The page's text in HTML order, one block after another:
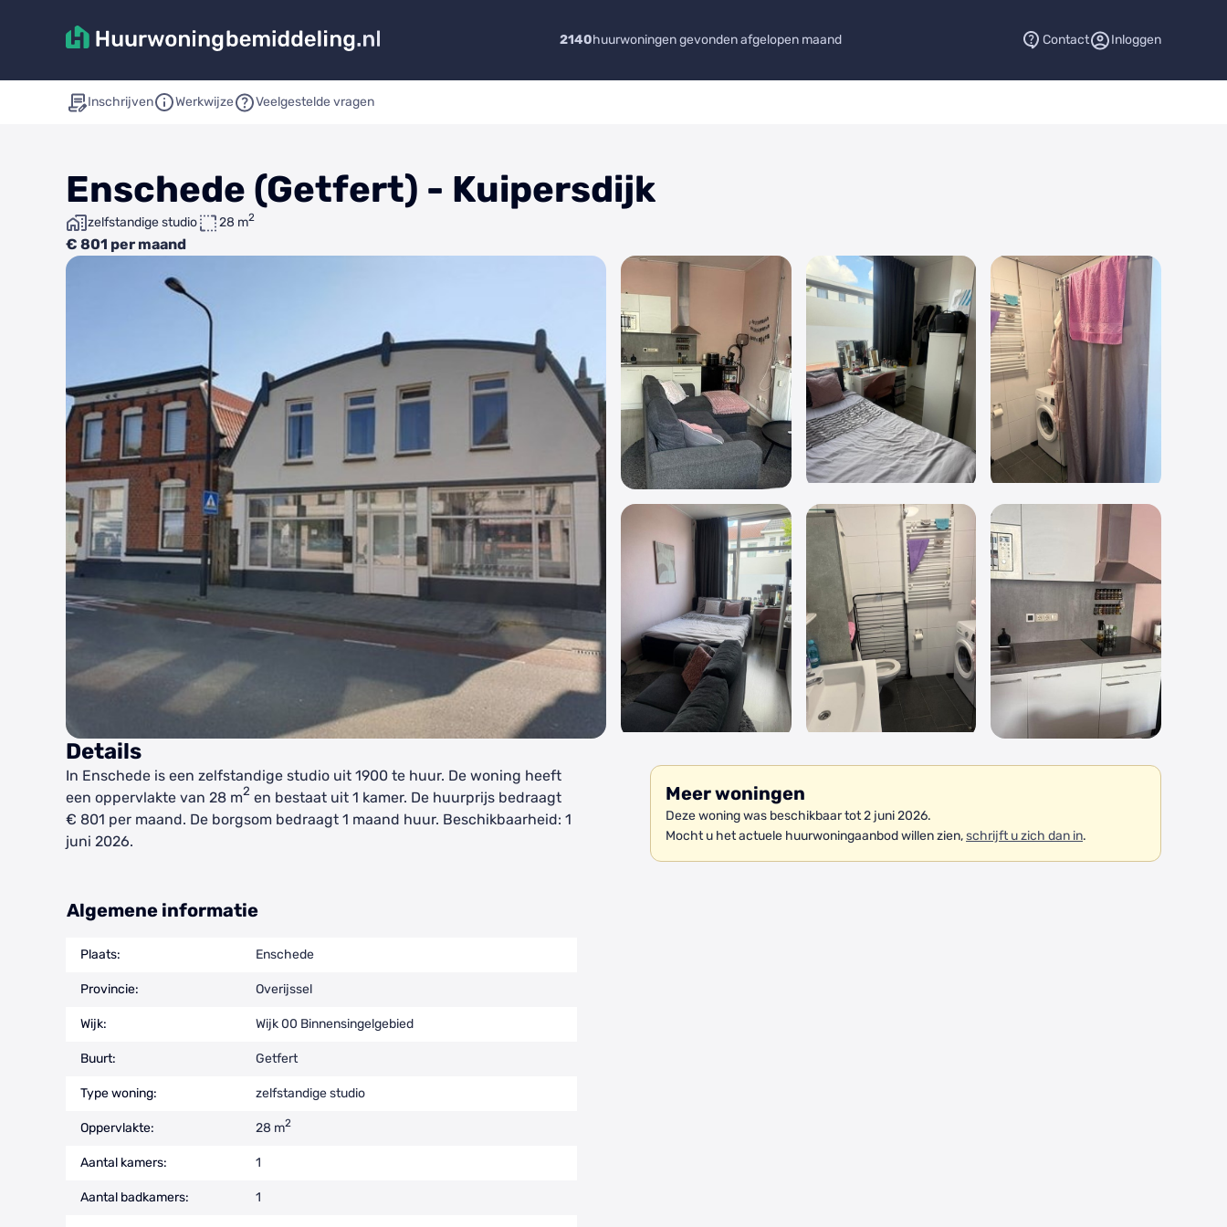
2140huurwoningen gevonden afgelopen maand Contact Inloggen
Inschrijven Werkwijze Veelgestelde vragen
Enschede (Getfert) - Kuipersdijk
zelfstandige studio 28 m2
€ 801 per maand
Details
In Enschede is een zelfstandige studio uit 1900 te huur. De woning heeft
een oppervlakte van 28 m2 en bestaat uit 1 kamer. De huurprijs bedraagt
€ 801 per maand. De borgsom bedraagt 1 maand huur. Beschikbaarheid: 1
juni 2026.
Meer woningen
Deze woning was beschikbaar tot 2 juni 2026.
Mocht u het actuele huurwoningaanbod willen zien,schrijft u zich dan in.
Algemene informatie
Plaats: Enschede
Provincie: Overijssel
Wijk: Wijk 00 Binnensingelgebied
Buurt: Getfert
Type woning: zelfstandige studio
Oppervlakte: 28 m2
Aantal kamers: 1
Aantal badkamers: 1